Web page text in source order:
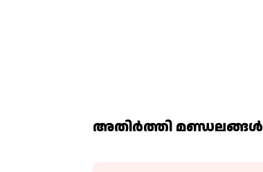
അതിര്‍ത്തി മണ്ഡലങ്ങള്‍